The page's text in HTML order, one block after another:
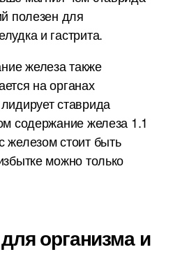
полезен для
и гастрита.
железа также
на органах
ставрида
содержание железа 1.1
стоит быть
можно только
организма и